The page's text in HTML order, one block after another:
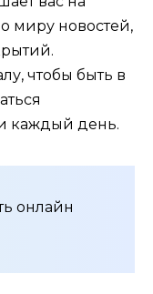
миру новостей,
чтобы быть в
каждый день.
онлайн